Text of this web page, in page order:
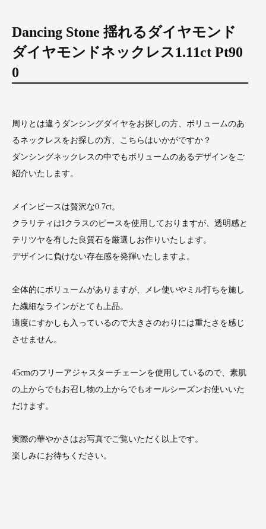
Dancing Stone 揺れるダイヤモンド
ダイヤモンドネックレス1.11ct Pt90
0
周りとは違うダンシングダイヤをお探しの方、ボリュームのあ
るネックレスをお探しの方、こちらはいかがですか？
ダンシングネックレスの中でもボリュームのあるデザインをご
紹介いたします。
メインピースは贅沢な0.7ct。
クラリティはIクラスのピースを使用しておりますが、透明感と
テリツヤを有した良質石を厳選しお作りいたします。
デザインに負けない存在感を発揮いたしますよ。
全体的にボリュームがありますが、メレ使いやミル打ちを施し
た繊細なラインがとても上品。
適度にすかしも入っているので大きさのわりには重たさを感じ
させません。
45cmのフリーアジャスターチェーンを使用しているので、素肌
の上からでもお召し物の上からでもオールシーズンお使いいた
だけます。
実際の華やかさはお写真でご覧いただく以上です。
楽しみにお待ちください。